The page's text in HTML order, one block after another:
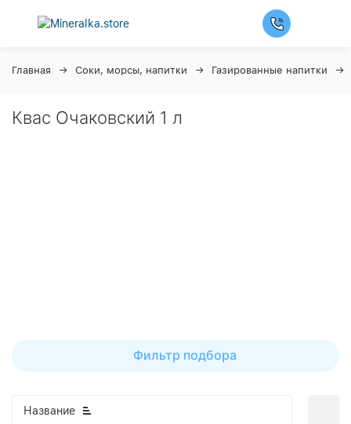
Главная Соки, морсы, напитки Газированные напитки
Квас Очаковский 1 л
Фильтр подбора
Название